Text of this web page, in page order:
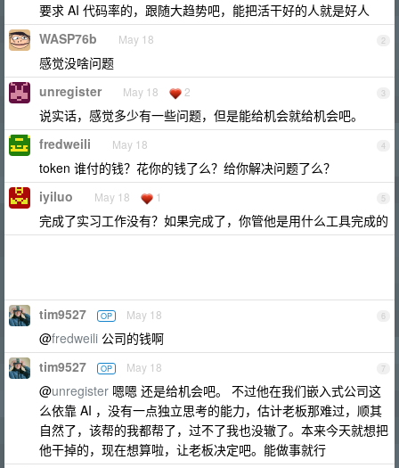
要求 AI 代码率的，跟随大趋势吧，能把活干好的人就是好人
2
WASP76b May 18
感觉没啥问题
3
unregister May 18 2
说实话，感觉多少有一些问题，但是能给机会就给机会吧。
4
fredweili May 18
token 谁付的钱？花你的钱了么？给你解决问题了么？
5
iyiluo May 18 1
完成了实习工作没有？如果完成了，你管他是用什么工具完成的
6
tim9527 OP May 18
@fredweili 公司的钱啊
7
tim9527 OP May 18
@unregister 嗯嗯 还是给机会吧。 不过他在我们嵌入式公司这
么依靠 AI ，没有一点独立思考的能力，估计老板那难过，顺其
自然了，该帮的我都帮了，过不了我也没辙了。本来今天就想把
他干掉的，现在想算啦，让老板决定吧。能做事就行